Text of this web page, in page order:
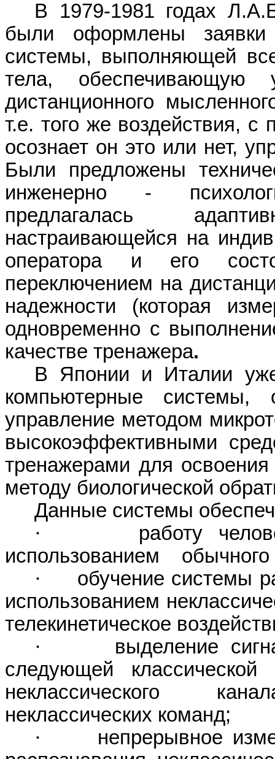
В 1979-1981 годах Л.А
были оформлены заявки
системы, выполняющей
тела, обеспечивающую
дистанционного
т.е. того же воздействия,
осознает он это или нет,
Были предложены
инженерно -
предлагалась
настраивающейся на
оператора и его
переключением на
надежности (которая
одновременно с
качестве тренажера.
В Японии и Италии
компьютерные системы,
управление методом
высокоэффективными
тренажерами для
методу биологической
Данные системы
·
работу
использованием
обычного
·
обучение системы
использованием
телекинетическое
·
выделение
следующей
неклассического
неклассических команд;
·
непрерывное